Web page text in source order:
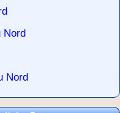
Nord
Nord